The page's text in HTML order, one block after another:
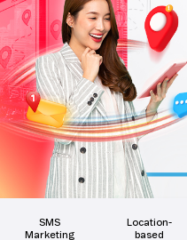
dtac BIZ 5G MAX
dtac BIZ 5G MAX
dtac BIZ 5G MAX
OneCall
Cloud PBX
Cloud Contect
SMS
Marketing
Location-
based